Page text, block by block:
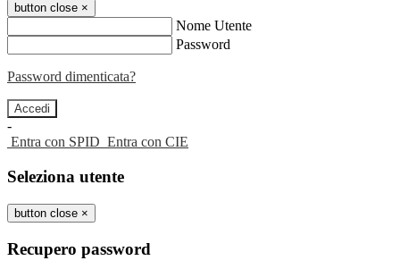
button close ×
Nome Utente
Password
Password dimenticata?
-
Entra con SPID Entra con CIE
Seleziona utente
button close ×
Recupero password